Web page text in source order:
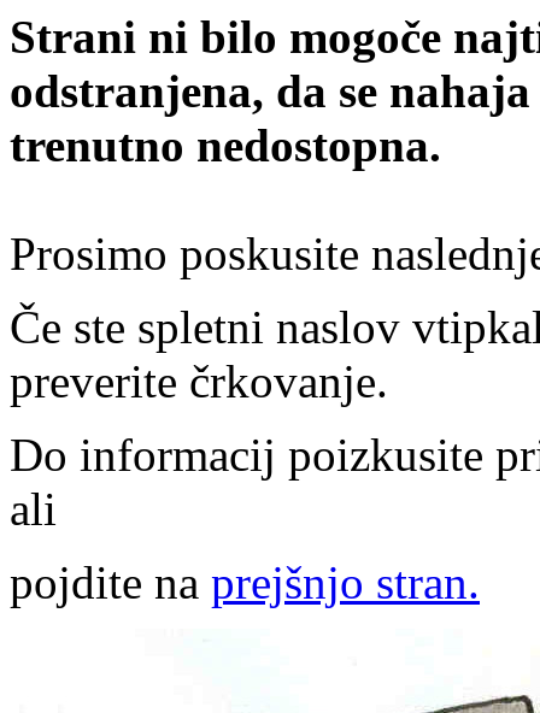
Strani ni bilo mogoče
odstranjena, da se
trenutno nedostopna.
Prosimo poskusite
Če ste spletni naslov
preverite črkovanje.
Do informacij poizkusite
ali
pojdite na prejšnjo stran.